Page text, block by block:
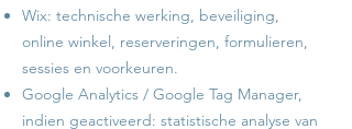
Wix: technische werking, beveiliging,
online winkel, reserveringen, formulieren,
sessies en voorkeuren.
Google Analytics / Google Tag Manager,
indien geactiveerd: statistische analyse van